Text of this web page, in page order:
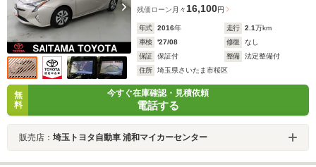
残価ローン 月々16,100円
年式 2016年 走行 2.1万km
車検
'27/08 修復
なし
保証
保証付 整備
法定整備付
住所
埼玉県さいたま市桜区
無
料
今すぐ在庫確認・見積依頼
電話する
販売店： 埼玉トヨタ自動車 浦和マイカーセンター